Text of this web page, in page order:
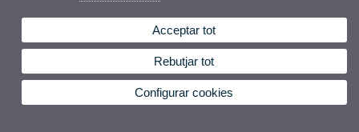
Acceptar tot
Rebutjar tot
Configurar cookies